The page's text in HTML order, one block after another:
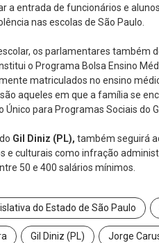
a entrada de funcionários e
nas escolas de São Paulo.
os parlamentares também
o Programa Bolsa Ensino
matriculados no ensino
aqueles em que a família se
para Programas Sociais do
Gil Diniz (PL), também seguirá
e culturais como infração
50 e 400 salários mínimos.
do Estado de São Paulo
Gil Diniz (PL) Jorge